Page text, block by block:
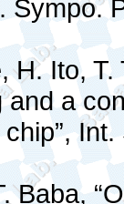
Sympo.
H. Ito,
and a
Baba,